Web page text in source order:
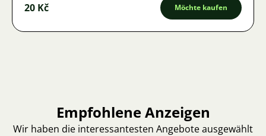
20 Kč Möchte kaufen
Empfohlene Anzeigen
Wir haben die interessantesten Angebote ausgewählt